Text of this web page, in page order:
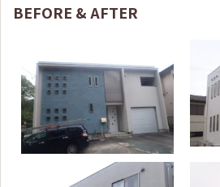
BEFORE & AFTER